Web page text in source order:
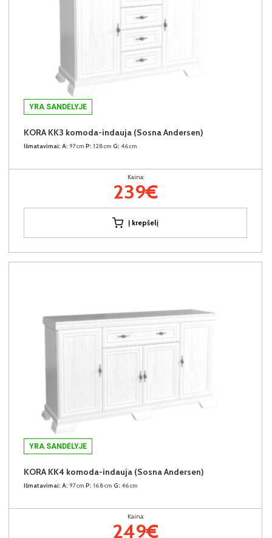
YRA SANDĖLYJE
KORA KK3 komoda-indauja (Sosna Andersen)
Išmatavimai: A: 97cm P: 128cm G: 46cm
Kaina:
239€
Į krepšelį
YRA SANDĖLYJE
KORA KK4 komoda-indauja (Sosna Andersen)
Išmatavimai: A: 97cm P: 168cm G: 46cm
Kaina:
249€